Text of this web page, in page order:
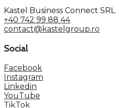
Kastel Business Connect SRL
+40 742 99 88 44
contact@kastelgroup.ro
Social
Facebook
Instagram
Linkedin
YouTube
TikTok